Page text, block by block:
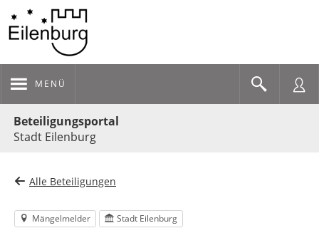
MENÜ
Beteiligungsportal
Stadt Eilenburg
Alle Beteiligungen
Mängelmelder Stadt Eilenburg